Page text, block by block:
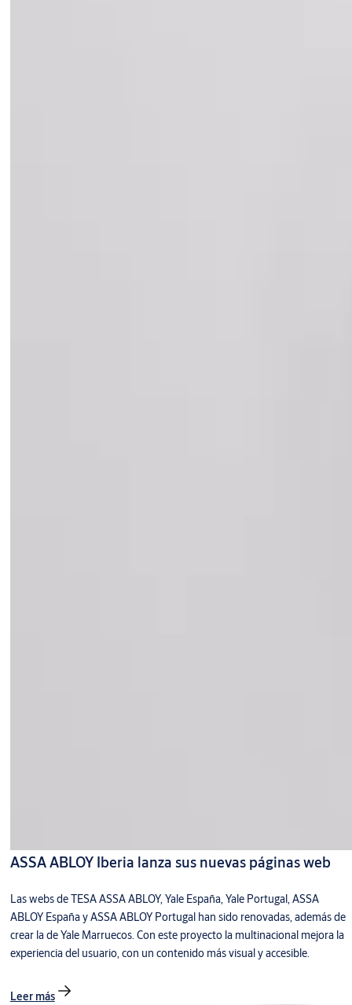
ASSA ABLOY Iberia lanza sus nuevas páginas web
Las webs de TESA ASSA ABLOY, Yale España, Yale Portugal, ASSA
ABLOY España y ASSA ABLOY Portugal han sido renovadas, además de
crear la de Yale Marruecos. Con este proyecto la multinacional mejora la
experiencia del usuario, con un contenido más visual y accesible.
Leer más